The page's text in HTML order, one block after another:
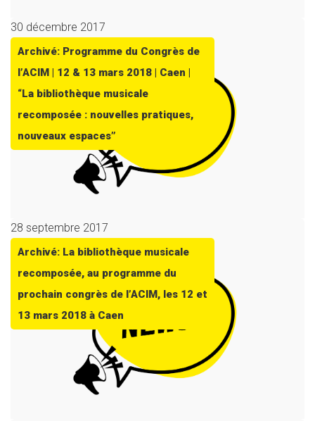
30 décembre 2017
Archivé: Programme du Congrès de
l’ACIM | 12 & 13 mars 2018 | Caen |
“La bibliothèque musicale
recomposée : nouvelles pratiques,
nouveaux espaces”
28 septembre 2017
Archivé: La bibliothèque musicale
recomposée, au programme du
prochain congrès de l’ACIM, les 12 et
13 mars 2018 à Caen